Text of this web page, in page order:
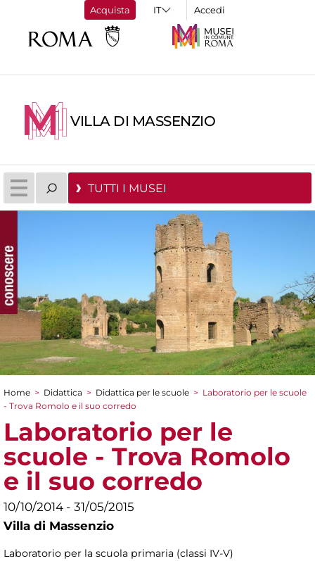
Acquista Accedi
VILLA DI MASSENZIO
TUTTI I MUSEI
Tu sei qui
Home > Didattica > Didattica per le scuole > Laboratorio per le scuole
- Trova Romolo e il suo corredo
Laboratorio per le
scuole - Trova Romolo
e il suo corredo
10/10/2014 - 31/05/2015
Villa di Massenzio
Laboratorio per la scuola primaria (classi IV-V)